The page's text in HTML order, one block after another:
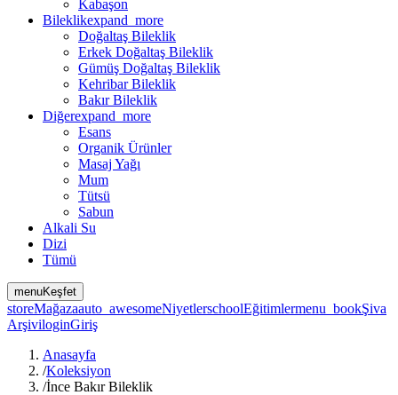
Kabaşon
Bileklikexpand_more
Doğaltaş Bileklik
Erkek Doğaltaş Bileklik
Gümüş Doğaltaş Bileklik
Kehribar Bileklik
Bakır Bileklik
Diğerexpand_more
Esans
Organik Ürünler
Masaj Yağı
Mum
Tütsü
Sabun
Alkali Su
Dizi
Tümü
menuKeşfet
storeMağazaauto_awesomeNiyetlerschoolEğitimlermenu_bookŞiva
ArşiviloginGiriş
Anasayfa
/Koleksiyon
/İnce Bakır Bileklik